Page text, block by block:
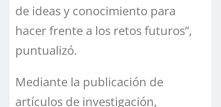
de ideas y conocimiento para
hacer frente a los retos futuros”,
puntualizó.
Mediante la publicación de
artículos de investigación,